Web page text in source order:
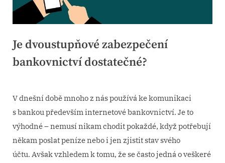
Je dvoustupňové zabezpečení
bankovnictví dostatečné?
V dnešní době mnoho z nás používá ke komunikaci
s bankou především internetové bankovnictví. Je to
výhodné – nemusí nikam chodit pokaždé, když potřebují
někam poslat peníze nebo i jen zjistit stav svého
účtu. Avšak vzhledem k tomu, že se často jedná o veškeré